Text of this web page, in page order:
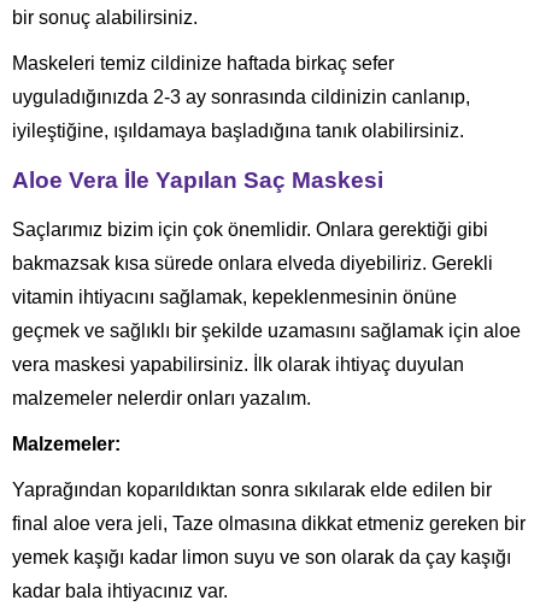
bir sonuç alabilirsiniz.
Maskeleri temiz cildinize haftada birkaç sefer
uyguladığınızda 2-3 ay sonrasında cildinizin canlanıp,
iyileştiğine, ışıldamaya başladığına tanık olabilirsiniz.
Aloe Vera İle Yapılan Saç Maskesi
Saçlarımız bizim için çok önemlidir. Onlara gerektiği gibi
bakmazsak kısa sürede onlara elveda diyebiliriz. Gerekli
vitamin ihtiyacını sağlamak, kepeklenmesinin önüne
geçmek ve sağlıklı bir şekilde uzamasını sağlamak için aloe
vera maskesi yapabilirsiniz. İlk olarak ihtiyaç duyulan
malzemeler nelerdir onları yazalım.
Malzemeler:
Yaprağından koparıldıktan sonra sıkılarak elde edilen bir
final aloe vera jeli, Taze olmasına dikkat etmeniz gereken bir
yemek kaşığı kadar limon suyu ve son olarak da çay kaşığı
kadar bala ihtiyacınız var.